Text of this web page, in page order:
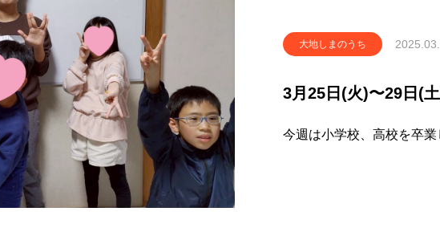
大地しまのうち
3月25日(火)〜29日(
今週は小学校、高校を卒業